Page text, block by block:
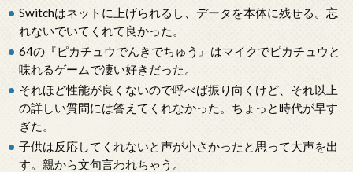
Switchはネットに上げられるし、データを本体に残せる。忘
れないでいてくれて良かった。
64の『ピカチュウでんきでちゅう』はマイクでピカチュウと
喋れるゲームで凄い好きだった。
それほど性能が良くないので呼べば振り向くけど、それ以上
の詳しい質問には答えてくれなかった。ちょっと時代が早す
ぎた。
子供は反応してくれないと声が小さかったと思って大声を出
す。親から文句言われちゃう。